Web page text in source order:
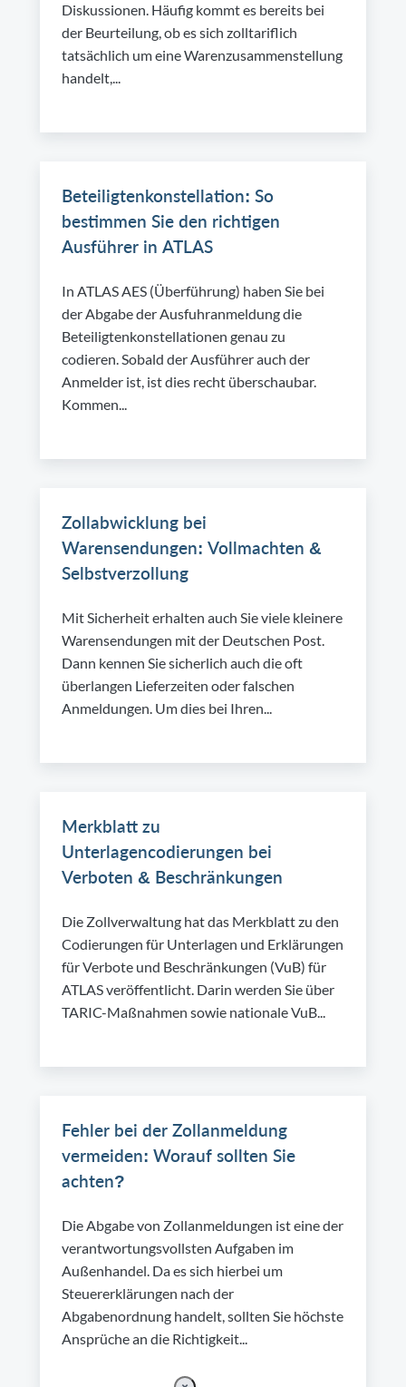
Diskussionen. Häufig kommt es bereits bei
der Beurteilung, ob es sich zolltariflich
tatsächlich um eine Warenzusammenstellung
handelt,...
Beteiligtenkonstellation: So
bestimmen Sie den richtigen
Ausführer in ATLAS
In ATLAS AES (Überführung) haben Sie bei
der Abgabe der Ausfuhranmeldung die
Beteiligtenkonstellationen genau zu
codieren. Sobald der Ausführer auch der
Anmelder ist, ist dies recht überschaubar.
Kommen...
Zollabwicklung bei
Warensendungen: Vollmachten &
Selbstverzollung
Mit Sicherheit erhalten auch Sie viele kleinere
Warensendungen mit der Deutschen Post.
Dann kennen Sie sicherlich auch die oft
überlangen Lieferzeiten oder falschen
Anmeldungen. Um dies bei Ihren...
Merkblatt zu
Unterlagencodierungen bei
Verboten & Beschränkungen
Die Zollverwaltung hat das Merkblatt zu den
Codierungen für Unterlagen und Erklärungen
für Verbote und Beschränkungen (VuB) für
ATLAS veröffentlicht. Darin werden Sie über
TARIC-Maßnahmen sowie nationale VuB...
Fehler bei der Zollanmeldung
vermeiden: Worauf sollten Sie
achten?
Die Abgabe von Zollanmeldungen ist eine der
verantwortungsvollsten Aufgaben im
Außenhandel. Da es sich hierbei um
Steuererklärungen nach der
Abgabenordnung handelt, sollten Sie höchste
Ansprüche an die Richtigkeit...